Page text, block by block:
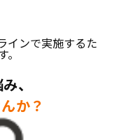
インで実施するた
。
、
か？